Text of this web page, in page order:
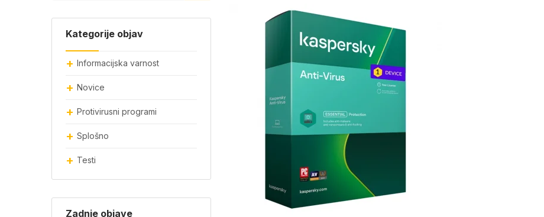
Kategorije objav
Informacijska varnost
Novice
Protivirusni programi
Splošno
Testi
Zadnje objave